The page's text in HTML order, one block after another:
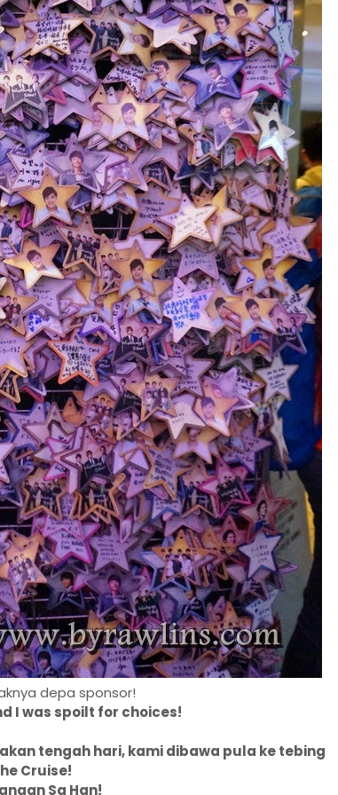
depa sponsor!
I was spoilt for choices!
tengah hari, kami dibawa pula ke tebing
Cruise!
Sg Han!